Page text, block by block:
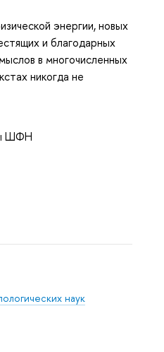
энергии, новых
и благодарных
в многочисленных
никогда не
ШФН
наук